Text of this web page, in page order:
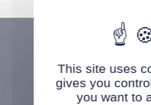
This site uses
gives you
you want to